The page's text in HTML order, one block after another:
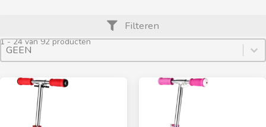
Filteren
1 - 24 van 92 producten
Product Archive Sort By
Sort content
Sort content